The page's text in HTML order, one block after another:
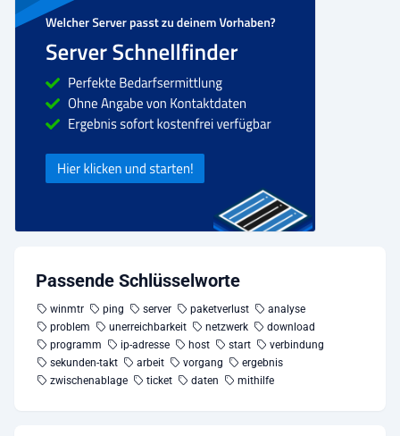
Passende Schlüsselworte
winmtr ping server paketverlust
analyse
problem
unerreichbarkeit netzwerk
download
programm
ip-adresse host start
verbindung
sekunden-takt
arbeit vorgang
ergebnis
zwischenablage
ticket daten mithilfe